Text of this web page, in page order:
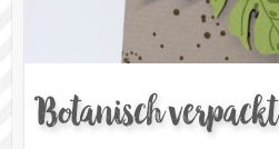
Botanisch verpackt